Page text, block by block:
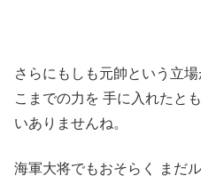
さらにもしも元帥という立
こまでの力を 手に入れたと
いありませんね。
海軍大将でもおそらく まだ